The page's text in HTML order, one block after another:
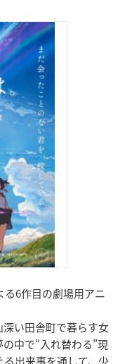
る6作目の劇場用アニ
い田舎町で暮らす女
中で“入れ替わる”現